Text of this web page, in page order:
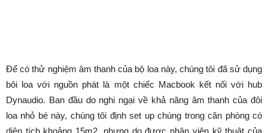
Để có thử nghiệm âm thanh của bộ loa này, chúng tôi đã sử dụng
bôi loa với nguồn phát là một chiếc Macbook kết nối với hub
Dynaudio. Ban đầu do nghi ngại về khả năng âm thanh của đôi
loa nhỏ bé này, chúng tôi định set up chúng trong căn phòng có
diện tích khoảng 15m2, nhưng do được nhân viên kỹ thuật của